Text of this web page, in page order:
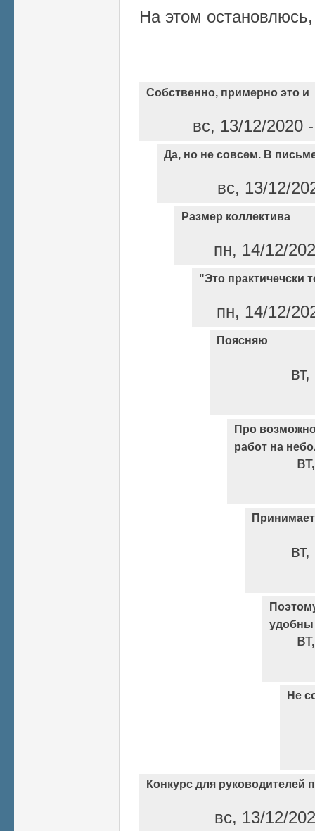
На этом
Собственно, примерно это и
вс, 13/12/2020
Да, но не совсем. В
вс, 13/12/
Размер коллектива
пн, 14/12/
"Это практичечски
пн, 14/12/
Поясняю
Про
работ на
удобны
Не
Конкурс для руководителей
вс, 13/12/